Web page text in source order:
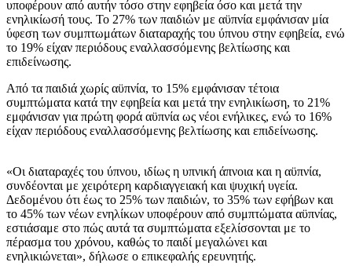
υποφέρουν από αυτήν τόσο στην εφηβεία όσο και μετά την
ενηλικίωσή τους. Το 27% των παιδιών με αϋπνία εμφάνισαν μία
ύφεση των συμπτωμάτων διαταραχής του ύπνου στην εφηβεία, ενώ
το 19% είχαν περιόδους εναλλασσόμενης βελτίωσης και
επιδείνωσης.
Από τα παιδιά χωρίς αϋπνία, το 15% εμφάνισαν τέτοια
συμπτώματα κατά την εφηβεία και μετά την ενηλικίωση, το 21%
εμφάνισαν για πρώτη φορά αϋπνία ως νέοι ενήλικες, ενώ το 16%
είχαν περιόδους εναλλασσόμενης βελτίωσης και επιδείνωσης.
«Οι διαταραχές του ύπνου, ιδίως η υπνική άπνοια και η αϋπνία,
συνδέονται με χειρότερη καρδιαγγειακή και ψυχική υγεία.
Δεδομένου ότι έως το 25% των παιδιών, το 35% των εφήβων και
το 45% των νέων ενηλίκων υποφέρουν από συμπτώματα αϋπνίας,
εστιάσαμε στο πώς αυτά τα συμπτώματα εξελίσσονται με το
πέρασμα του χρόνου, καθώς το παιδί μεγαλώνει και
ενηλικιώνεται», δήλωσε ο επικεφαλής ερευνητής.